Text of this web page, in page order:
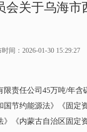
会关于乌海
间：2026-01-30 15:29:27
任公司45万吨/年含
国节约能源法》《固
》《内蒙古自治区固